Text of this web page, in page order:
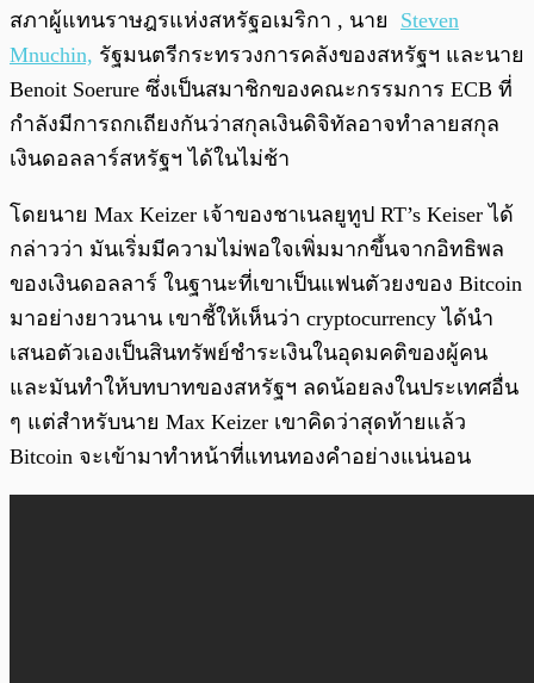
สภาผู้แทนราษฎรแห่งสหรัฐอเมริกา , นาย Steven
Mnuchin, รัฐมนตรีกระทรวงการคลังของสหรัฐฯ และนาย
Benoit Soerure ซึ่งเป็นสมาชิกของคณะกรรมการ ECB ที่
กำลังมีการถกเถียงกันว่าสกุลเงินดิจิทัลอาจทำลายสกุล
เงินดอลลาร์สหรัฐฯ ได้ในไม่ช้า
โดยนาย Max Keizer เจ้าของชาเนลยูทูป RT’s Keiser ได้
กล่าวว่า มันเริ่มมีความไม่พอใจเพิ่มมากขึ้นจากอิทธิพล
ของเงินดอลลาร์ ในฐานะที่เขาเป็นแฟนตัวยงของ Bitcoin
มาอย่างยาวนาน เขาชี้ให้เห็นว่า cryptocurrency ได้นำ
เสนอตัวเองเป็นสินทรัพย์ชำระเงินในอุดมคติของผู้คน
และมันทำให้บทบาทของสหรัฐฯ ลดน้อยลงในประเทศอื่น
ๆ แต่สำหรับนาย Max Keizer เขาคิดว่าสุดท้ายแล้ว
Bitcoin จะเข้ามาทำหน้าที่แทนทองคำอย่างแน่นอน